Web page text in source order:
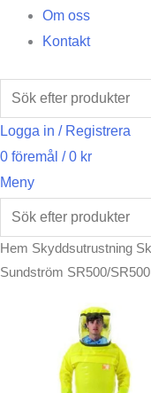
Om oss
Kontakt
Logga in / Registrera
0 föremål / 0 kr
Meny
Hem Skyddsutrustning
Sundström SR500/